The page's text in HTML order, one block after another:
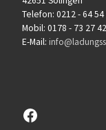
Telefon: 0212 - 64 54
Mobil: 0178 - 73 27
E-Mail:
Besuchen